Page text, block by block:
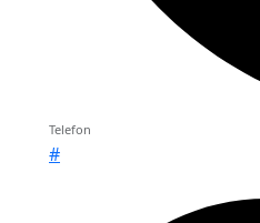
Telefon
#